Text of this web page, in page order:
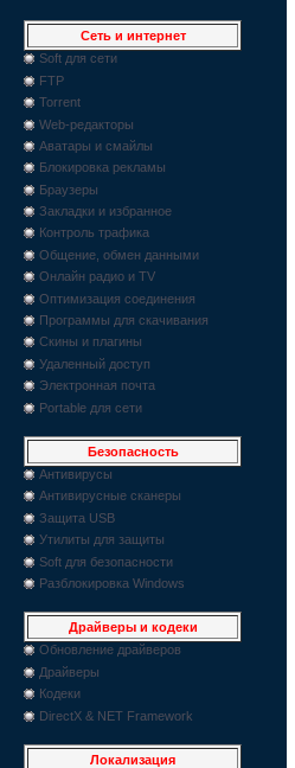
Сеть и интернет
Soft для сети
FTP
Torrent
Web-редакторы
Аватары и смайлы
Блокировка рекламы
Браузеры
Закладки и избранное
Контроль трафика
Общение, обмен данными
Онлайн радио и TV
Оптимизация соединения
Программы для скачивания
Скины и плагины
Удаленный доступ
Электронная почта
Portable для сети
Безопасность
Антивирусы
Антивирусные сканеры
Защита USB
Утилиты для защиты
Soft для безопасности
Разблокировка Windows
Драйверы и кодеки
Обновление драйверов
Драйверы
Кодеки
DirectX & NET Framework
Локализация